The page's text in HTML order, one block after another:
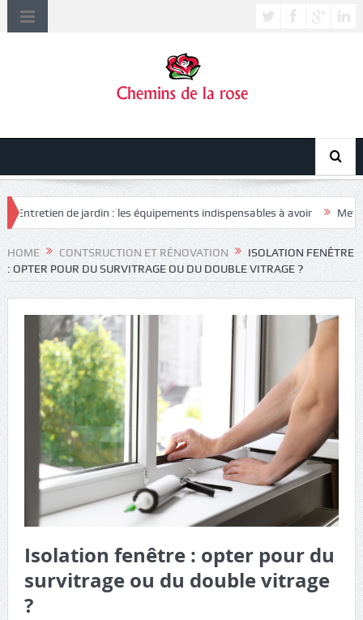
de jardin : les équipements indispensables à avoir Mettre en
HOME CONTSRUCTION ET RÉNOVATION
ISOLATION FENÊTRE
: OPTER POUR DU SURVITRAGE OU DU DOUBLE VITRAGE ?
Isolation fenêtre : opter pour du
survitrage ou du double vitrage
?